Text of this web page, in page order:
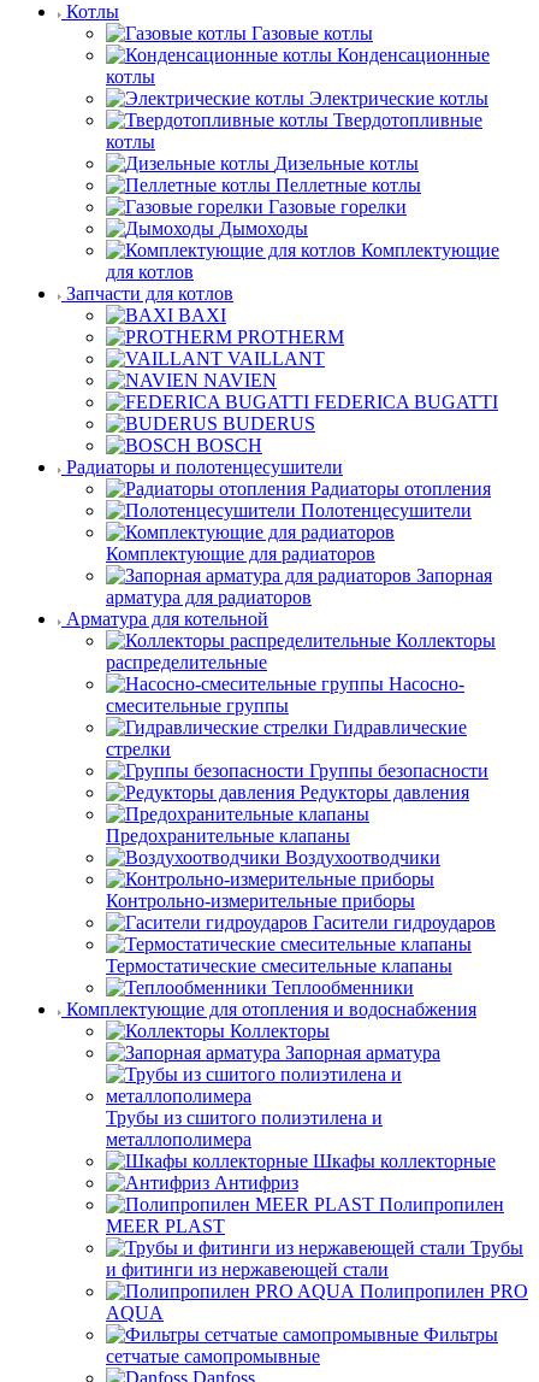
Котлы
Газовые котлы
Конденсационные
котлы
Электрические котлы
Твердотопливные
котлы
Дизельные котлы
Пеллетные котлы
Газовые горелки
Дымоходы
Комплектующие
для котлов
Запчасти для котлов
BAXI
PROTHERM
VAILLANT
NAVIEN
FEDERICA BUGATTI
BUDERUS
BOSCH
Радиаторы и полотенцесушители
Радиаторы отопления
Полотенцесушители
Комплектующие для радиаторов
Запорная
арматура для радиаторов
Арматура для котельной
Коллекторы
распределительные
Насосно-
смесительные группы
Гидравлические
стрелки
Группы безопасности
Редукторы давления
Предохранительные клапаны
Воздухоотводчики
Контрольно-измерительные приборы
Гасители гидроударов
Термостатические смесительные клапаны
Теплообменники
Комплектующие для отопления и водоснабжения
Коллекторы
Запорная арматура
Трубы из сшитого полиэтилена и
металлополимера
Шкафы коллекторные
Антифриз
Полипропилен
MEER PLAST
Трубы
и фитинги из нержавеющей стали
Полипропилен PRO
AQUA
Фильтры
сетчатые самопромывные
Danfoss